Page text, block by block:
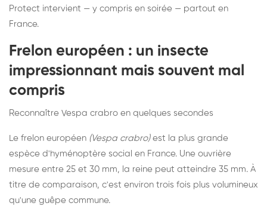
Protect intervient — y compris en soirée — partout en
France.
Frelon européen : un insecte
impressionnant mais souvent mal
compris
Reconnaître Vespa crabro en quelques secondes
Le frelon européen (Vespa crabro)est la plus grande
espèce d'hyménoptère social en France. Une ouvrière
mesure entre 25 et 30 mm, la reine peut atteindre 35 mm. À
titre de comparaison, c'est environ trois fois plus volumineux
qu'une guêpe commune.